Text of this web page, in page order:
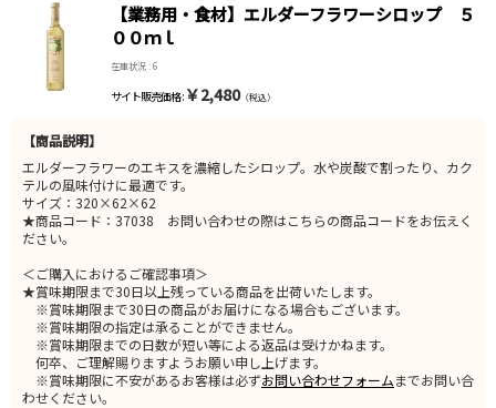
【業務用・食材】エルダーフラワーシロップ ５
００ｍｌ
在庫状況 : 6
サイト販売価格 : ￥2,480（税込）
【商品説明】
エルダーフラワーのエキスを濃縮したシロップ。水や炭酸で割ったり、カク
テルの風味付けに最適です。
サイズ：320×62×62
★商品コード：37038 お問い合わせの際はこちらの商品コードをお伝えく
ださい。
＜ご購入におけるご確認事項＞
★賞味期限まで30日以上残っている商品を出荷いたします。
※賞味期限まで30日の商品がお届けになる場合もございます。
※賞味期限の指定は承ることができません。
※賞味期限までの日数が短い等による返品は受けかねます。
何卒、ご理解賜りますようお願い申し上げます。
※賞味期限に不安があるお客様は必ずお問い合わせフォームまでお問い合
わせください。